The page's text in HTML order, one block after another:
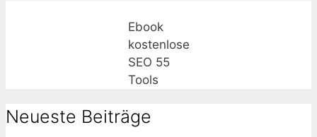
Ebook
kostenlose
SEO 55
Tools
Neueste Beiträge